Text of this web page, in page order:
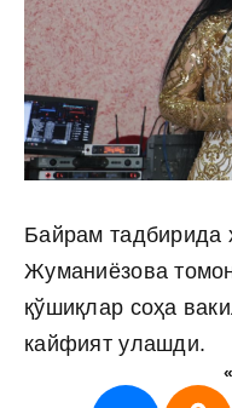
Байрам тадбирида
Жуманиёзова
қўшиқлар соҳа
кайфият улашди.